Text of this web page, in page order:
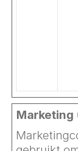
Marketing